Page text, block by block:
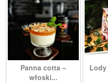
Panna cotta –
włoski...
Lody